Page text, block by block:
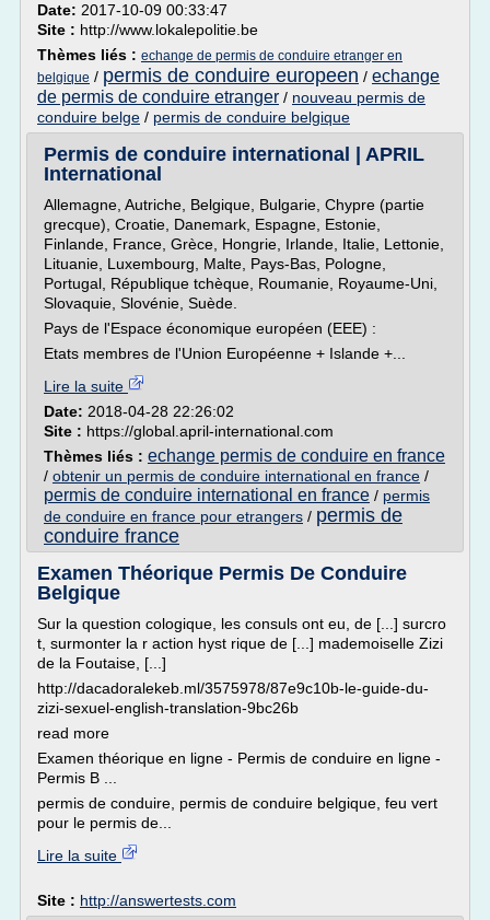
Date: 2017-10-09 00:33:47
Site : http://www.lokalepolitie.be
Thèmes liés : echange de permis de conduire etranger en
belgique / permis de conduire europeen / echange
de permis de conduire etranger / nouveau permis de
conduire belge / permis de conduire belgique
Permis de conduire international | APRIL
International
Allemagne, Autriche, Belgique, Bulgarie, Chypre (partie
grecque), Croatie, Danemark, Espagne, Estonie,
Finlande, France, Grèce, Hongrie, Irlande, Italie, Lettonie,
Lituanie, Luxembourg, Malte, Pays-Bas, Pologne,
Portugal, République tchèque, Roumanie, Royaume-Uni,
Slovaquie, Slovénie, Suède.
Pays de l'Espace économique européen (EEE) :
Etats membres de l'Union Européenne + Islande +...
Lire la suite
Date: 2018-04-28 22:26:02
Site : https://global.april-international.com
Thèmes liés : echange permis de conduire en france
/ obtenir un permis de conduire international en france /
permis de conduire international en france / permis
de conduire en france pour etrangers / permis de
conduire france
Examen Théorique Permis De Conduire
Belgique
Sur la question cologique, les consuls ont eu, de [...] surcro
t, surmonter la r action hyst rique de [...] mademoiselle Zizi
de la Foutaise, [...]
http://dacadoralekeb.ml/3575978/87e9c10b-le-guide-du-
zizi-sexuel-english-translation-9bc26b
read more
Examen théorique en ligne - Permis de conduire en ligne -
Permis B ...
permis de conduire, permis de conduire belgique, feu vert
pour le permis de...
Lire la suite
Site : http://answertests.com